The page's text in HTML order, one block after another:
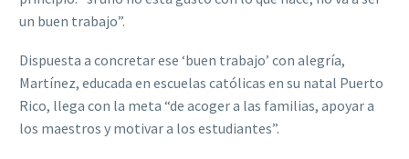
un buen trabajo”.
Dispuesta a concretar ese ‘buen trabajo’ con alegría,
Martínez, educada en escuelas católicas en su natal Puerto
Rico, llega con la meta “de acoger a las familias, apoyar a
los maestros y motivar a los estudiantes”.